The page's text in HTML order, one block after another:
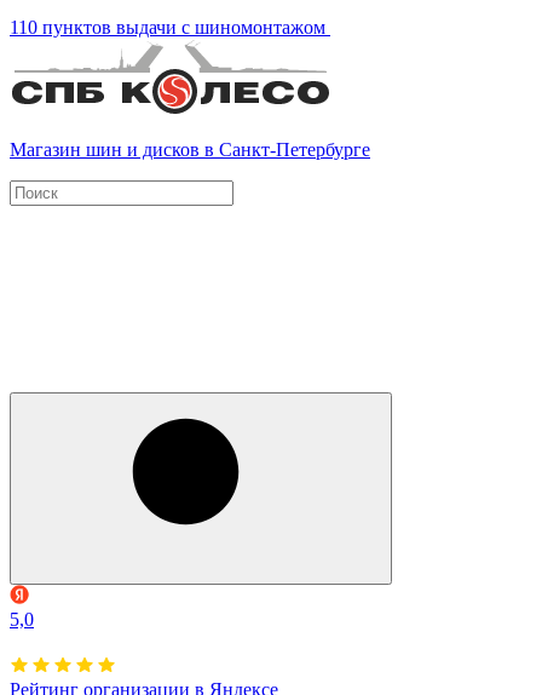
110 пунктов выдачи с шиномонтажом
Магазин шин и дисков в Санкт-Петербурге
5,0
Рейтинг организации в Яндексе